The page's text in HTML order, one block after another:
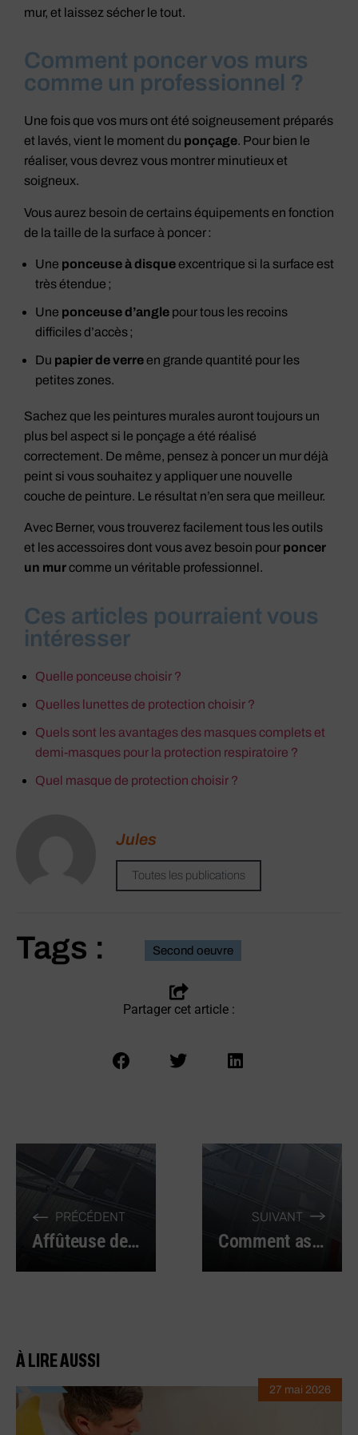
mur, et laissez sécher le tout.
Comment poncer vos murs
comme un professionnel ?
Une fois que vos murs ont été soigneusement préparés
et lavés, vient le moment du ponçage. Pour bien le
réaliser, vous devrez vous montrer minutieux et
soigneux.
Vous aurez besoin de certains équipements en fonction
de la taille de la surface à poncer :
Une ponceuse à disqueexcentrique si la surface est
très étendue ;
Une ponceuse d’angle pour tous les recoins
difficiles d’accès ;
Du papier de verreen grande quantité pour les
petites zones.
Sachez que les peintures murales auront toujours un
plus bel aspect si le ponçage a été réalisé
correctement. De même, pensez à poncer un mur déjà
peint si vous souhaitez y appliquer une nouvelle
couche de peinture. Le résultat n’en sera que meilleur.
Avec Berner, vous trouverez facilement tous les outils
et les accessoires dont vous avez besoin pour poncer
un murcomme un véritable professionnel.
Ces articles pourraient vous
intéresser
Quelle ponceuse choisir ?
Quelles lunettes de protection choisir ?
Quels sont les avantages des masques complets et
demi-masques pour la protection respiratoire ?
Quel masque de protection choisir ?
Jules
Toutes les publications
Tags : Second oeuvre
Partager cet article :
PRÉCÉDENT
Affûteuse de foret : pourquoi et comment entretenir un foret ?
SUIVANT
Comment assurer l’étanchéité des fenêtres ?
À LIRE AUSSI
27 mai 2026